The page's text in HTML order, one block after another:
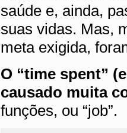
saúde e, ainda,
suas vidas. Mas,
meta exigida,
O “time spent”
causado muita
funções, ou “job”.